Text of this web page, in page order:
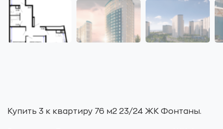
Купить 3 к квартиру 76 м2 23/24 ЖК Фонтаны.